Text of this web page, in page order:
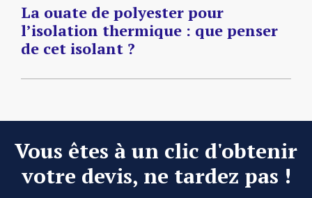
La ouate de polyester pour
l’isolation thermique : que penser
de cet isolant ?
Vous êtes à un clic d'obtenir
votre devis, ne tardez pas !